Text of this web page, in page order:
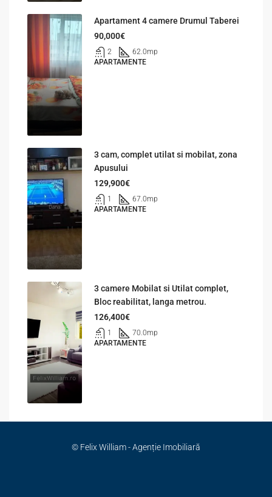
Apartament 4 camere Drumul Taberei
90,000€
2 62.0mp
APARTAMENTE
3 cam, complet utilat si mobilat, zona
Apusului
129,900€
1 67.0mp
APARTAMENTE
3 camere Mobilat si Utilat complet,
Bloc reabilitat, langa metrou.
126,400€
1 70.0mp
APARTAMENTE
© Felix William - Agenție Imobiliară